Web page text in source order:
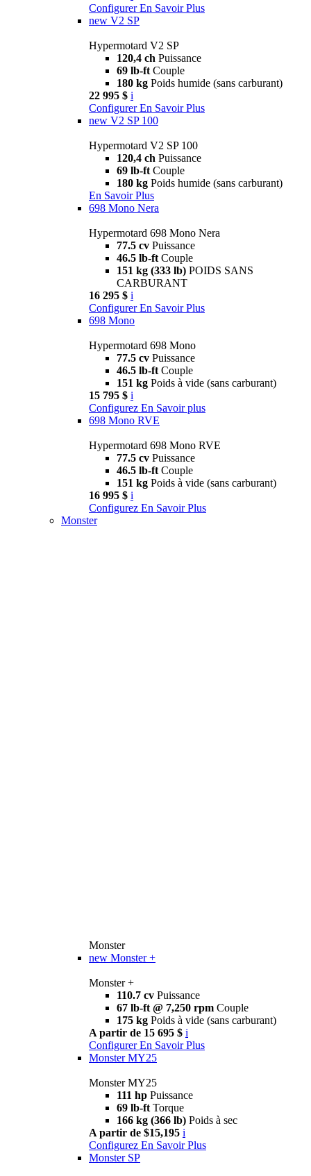
Configurer En Savoir Plus
new V2 SP
Hypermotard V2 SP
120,4 ch Puissance
69 lb-ft Couple
180 kg Poids humide (sans carburant)
22 995 $ i
Configurer En Savoir Plus
new V2 SP 100
Hypermotard V2 SP 100
120,4 ch Puissance
69 lb-ft Couple
180 kg Poids humide (sans carburant)
En Savoir Plus
698 Mono Nera
Hypermotard 698 Mono Nera
77.5 cv Puissance
46.5 lb-ft Couple
151 kg (333 lb) POIDS SANS
CARBURANT
16 295 $ i
Configurer En Savoir Plus
698 Mono
Hypermotard 698 Mono
77.5 cv Puissance
46.5 lb-ft Couple
151 kg Poids à vide (sans carburant)
15 795 $ i
Configurez En Savoir plus
698 Mono RVE
Hypermotard 698 Mono RVE
77.5 cv Puissance
46.5 lb-ft Couple
151 kg Poids à vide (sans carburant)
16 995 $ i
Configurez En Savoir Plus
Monster
Monster
new Monster +
Monster +
110.7 cv Puissance
67 lb-ft @ 7,250 rpm Couple
175 kg Poids à vide (sans carburant)
A partir de 15 695 $ i
Configurer En Savoir Plus
Monster MY25
Monster MY25
111 hp Puissance
69 lb-ft Torque
166 kg (366 lb) Poids à sec
A partir de $15,195 i
Configurez En Savoir Plus
Monster SP